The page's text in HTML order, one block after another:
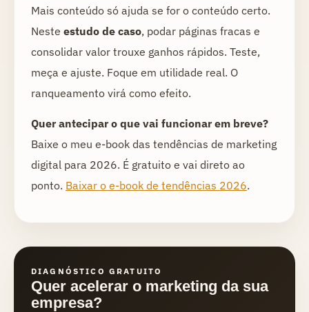
Mais conteúdo só ajuda se for o conteúdo certo.
Neste estudo de caso, podar páginas fracas e
consolidar valor trouxe ganhos rápidos. Teste,
meça e ajuste. Foque em utilidade real. O
ranqueamento virá como efeito.
Quer antecipar o que vai funcionar em breve?
Baixe o meu e-book das tendências de marketing
digital para 2026. É gratuito e vai direto ao
ponto. Baixar o e-book de tendências 2026.
DIAGNÓSTICO GRATUITO
Quer acelerar o marketing da sua
empresa?